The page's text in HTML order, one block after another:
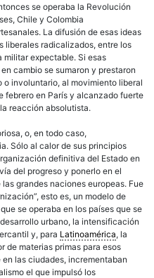
se operaba la Revolución
Chile y Colombia
La difusión de esas ideas
liberales radicalizados, entre los
expectable. Si esas
cambio se sumaron y prestaron
involuntario, al movimiento liberal
febrero en París y alcanzado fuerte
reacción absolutista.
o, en todo caso,
Sólo al calor de sus principios
definitiva del Estado en
del progreso y ponerlo en el
grandes naciones europeas. Fue
esto es, un modelo de
se operaba en los países que se
urbano, la intensificación
y, para Latinoamérica, la
de materias primas para esos
las ciudades, incrementaban
el que impulsó los